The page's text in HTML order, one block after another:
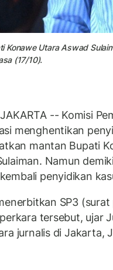
Konawe Utara Aswad
(17/10).
JAKARTA -- Komisi
menghentikan
mantan Bupati
Namun
penyidikan
SP3
tersebut, ujar
jurnalis di Jakarta,